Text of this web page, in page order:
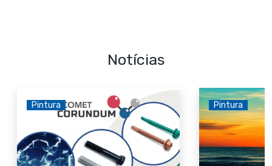
Notícias
Pintura Pintura